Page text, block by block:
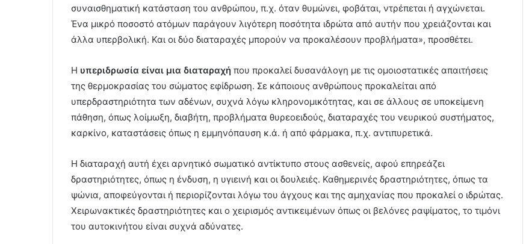
συναισθηματική κατάσταση του ανθρώπου, π.χ. όταν θυμώνει, φοβάται, ντρέπεται ή αγχώνεται.
Ένα μικρό ποσοστό ατόμων παράγουν λιγότερη ποσότητα ιδρώτα από αυτήν που χρειάζονται και
άλλα υπερβολική. Και οι δύο διαταραχές μπορούν να προκαλέσουν προβλήματα», προσθέτει.
Η υπεριδρωσία είναι μια διαταραχή που προκαλεί δυσανάλογη με τις ομοιοστατικές απαιτήσεις
της θερμοκρασίας του σώματος εφίδρωση. Σε κάποιους ανθρώπους προκαλείται από
υπερδραστηριότητα των αδένων, συχνά λόγω κληρονομικότητας, και σε άλλους σε υποκείμενη
πάθηση, όπως λοίμωξη, διαβήτη, προβλήματα θυρεοειδούς, διαταραχές του νευρικού συστήματος,
καρκίνο, καταστάσεις όπως η εμμηνόπαυση κ.ά. ή από φάρμακα, π.χ. αντιπυρετικά.
Η διαταραχή αυτή έχει αρνητικό σωματικό αντίκτυπο στους ασθενείς, αφού επηρεάζει
δραστηριότητες, όπως η ένδυση, η υγιεινή και οι δουλειές. Καθημερινές δραστηριότητες, όπως τα
ψώνια, αποφεύγονται ή περιορίζονται λόγω του άγχους και της αμηχανίας που προκαλεί ο ιδρώτας.
Χειρωνακτικές δραστηριότητες και ο χειρισμός αντικειμένων όπως οι βελόνες ραψίματος, το τιμόνι
του αυτοκινήτου είναι συχνά αδύνατες.